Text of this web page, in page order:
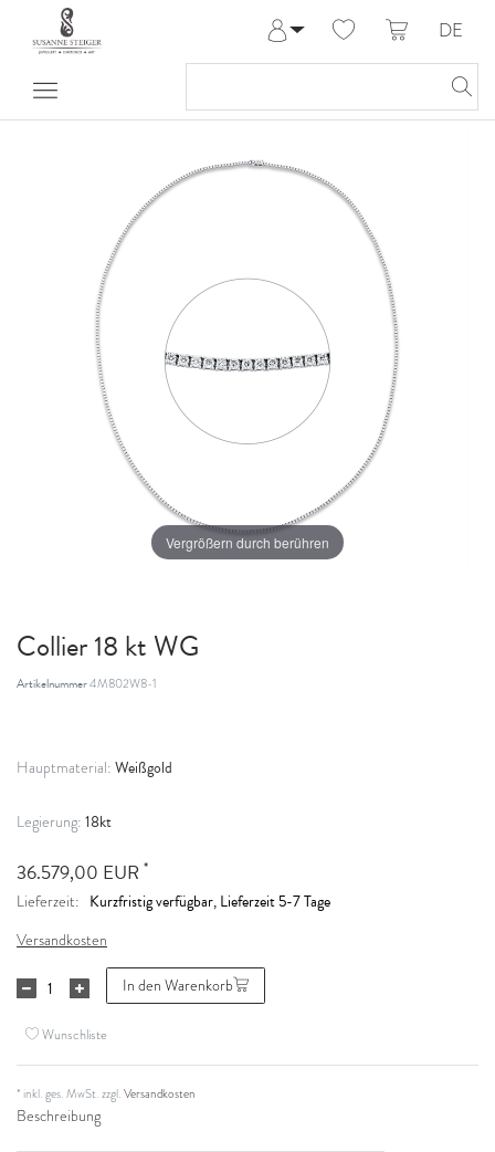
Anmelden
Meine Bestellungen
DE
Vergrößern durch berühren
Collier 18 kt WG
Artikelnummer4M802W8-1
Hauptmaterial: Weißgold
Legierung: 18kt
36.579,00 EUR *
Lieferzeit: Kurzfristig verfügbar, Lieferzeit 5-7 Tage
Versandkosten
In den Warenkorb
Wunschliste
* inkl. ges. MwSt. zzgl.Versandkosten
Beschreibung